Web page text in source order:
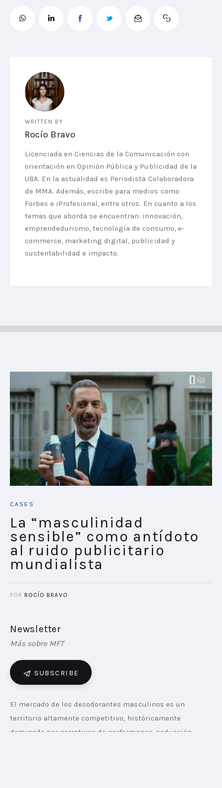
WRITTEN BY
Rocío Bravo
Licenciada en Ciencias de la Comunicación con
orientación en Opinión Pública y Publicidad de la
UBA. En la actualidad es Periodista Colaboradora
de MMA. Además, escribe para medios como
Forbes e iProfesional, entre otros. En cuanto a los
temas que aborda se encuentran: innovación,
emprendedurismo, tecnología de consumo, e-
commerce, marketing digital, publicidad y
sustentabilidad e impacto.
CASES
La “masculinidad
sensible” como antídoto
al ruido publicitario
mundialista
POR ROCÍO BRAVO
Newsletter
Más sobre MFT
SUBSCRIBE
El mercado de los desodorantes masculinos es un
territorio altamente competitivo, históricamente
dominado por narrativas de performance, seducción